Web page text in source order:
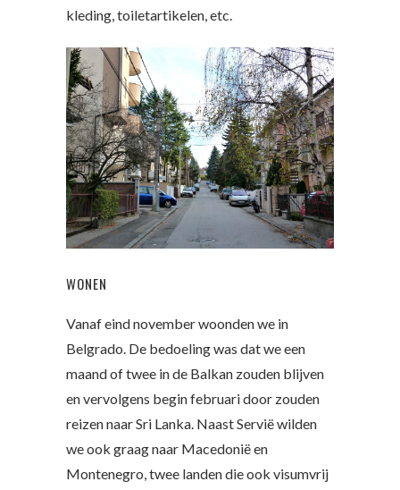
kleding, toiletartikelen, etc.
WONEN
Vanaf eind november woonden we in
Belgrado. De bedoeling was dat we een
maand of twee in de Balkan zouden blijven
en vervolgens begin februari door zouden
reizen naar Sri Lanka. Naast Servië wilden
we ook graag naar Macedonië en
Montenegro, twee landen die ook visumvrij